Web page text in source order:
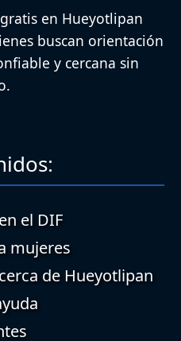
en Hueyotlipan
buscan orientación
y cercana sin
el DIF
mujeres
de Hueyotlipan